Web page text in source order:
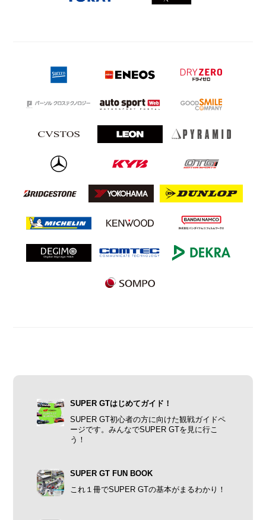
SUPER GTはじめてガイド！
SUPER GT初心者の方に向けた観戦ガイドペ
ージです。みんなでSUPER GTを見に行こ
う！
SUPER GT FUN BOOK
これ１冊でSUPER GTの基本がまるわかり！